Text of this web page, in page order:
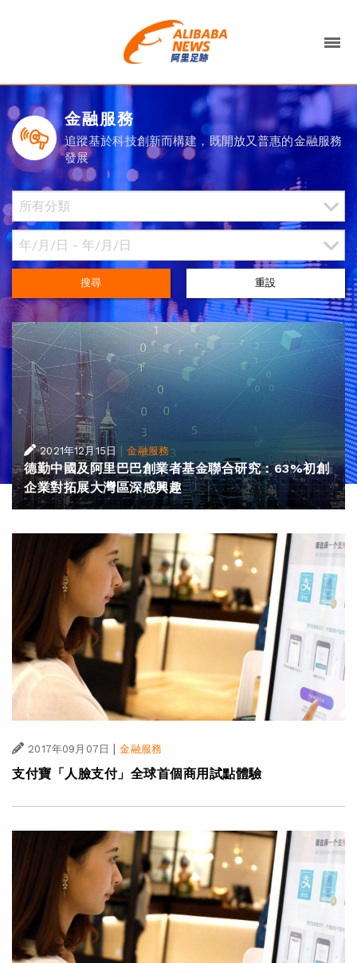
金融服務
追蹤基於科技創新而構建，既開放又普惠的金融服務
發展
搜尋 重設
2021年12月15日 |金融服務
德勤中國及阿里巴巴創業者基金聯合研究：63%初創
企業對拓展大灣區深感興趣
2017年09月07日 | 金融服務
支付寶「人臉支付」全球首個商用試點體驗